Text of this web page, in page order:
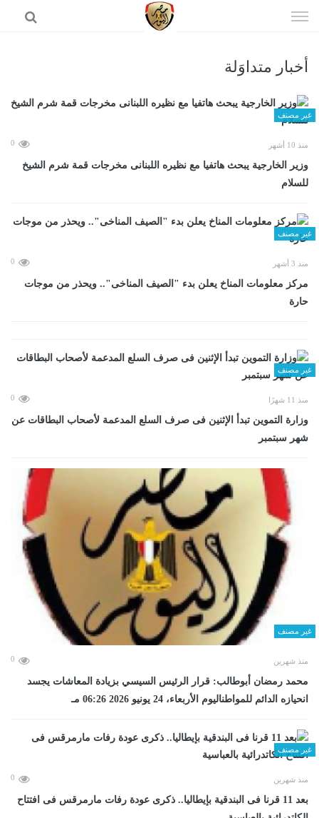
الى
أخبار متداوَلة
غير مصنف
منذ 10 أشهر 0
وزير الخارجية يبحث هاتفيا مع نظيره اللبنانى مخرجات قمة شرم الشيخ
للسلام
غير مصنف
منذ 3 أشهر 0
مركز معلومات المناخ يعلن بدء "الصيف المناخى".. ويحذر من موجات
حارة
غير مصنف
منذ 11 شهرًا 0
وزارة التموين تبدأ الإثنين فى صرف السلع المدعمة لأصحاب البطاقات عن
شهر سبتمبر
غير مصنف
منذ شهرين 0
محمد رمضان أبوطالب: قرار الرئيس السيسي بزيادة المعاشات يجسد
انحيازه الدائم للمواطناليوم الأربعاء، 24 يونيو 2026 06:26 مـ
غير مصنف
منذ شهرين 0
بعد 11 قرنا فى البندقية بإيطاليا.. ذكرى عودة رفات مارمرقس فى افتتاح